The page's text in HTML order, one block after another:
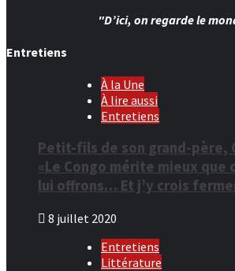
"D’ici, on regarde le
Entretiens
À la Une
À lire aussi
Entretiens
Petit-fils de son grand-père,
«Le Congo mérite mieux que
lui offrons… Et j’y crois
8 juillet 2020
Entretiens
Littérature